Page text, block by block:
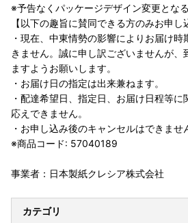
※予告なくパッケージデザイン変更とな
【以下の趣旨に賛同できる方のみお申し
・現在、中東情勢の影響によりお届け
きません。誠に申し訳ございませんが、
ますようお願いします。
・お届け日の指定は出来兼ねます。
・配達希望日、指定日、お届け日程等
応えできません。
・お申し込み後のキャンセルはできませ
※商品コード: 57040189
事業者：日本製紙クレシア株式会社
カテゴリ